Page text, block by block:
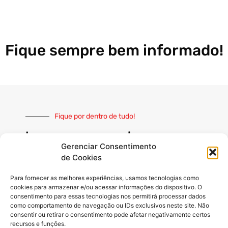
Gerenciar Consentimento
de Cookies
Para fornecer as melhores experiências, usamos tecnologias como
cookies para armazenar e/ou acessar informações do dispositivo. O
consentimento para essas tecnologias nos permitirá processar dados
como comportamento de navegação ou IDs exclusivos neste site. Não
consentir ou retirar o consentimento pode afetar negativamente certos
recursos e funções.
Fique sempre bem informado!
Fique por dentro de tudo!
Inscreva-se e receba nossas
notícias sempre atualizadas
INSCREVER